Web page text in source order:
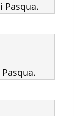
Pasqua.